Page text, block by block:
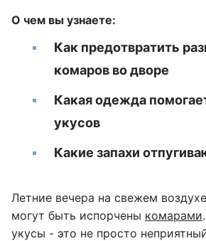
О чем вы узнаете:
Как предотвратить
комаров во дворе
Какая одежда
укусов
Какие запахи
Летние вечера на свежем
могут быть испорчены комарами
укусы - это не просто